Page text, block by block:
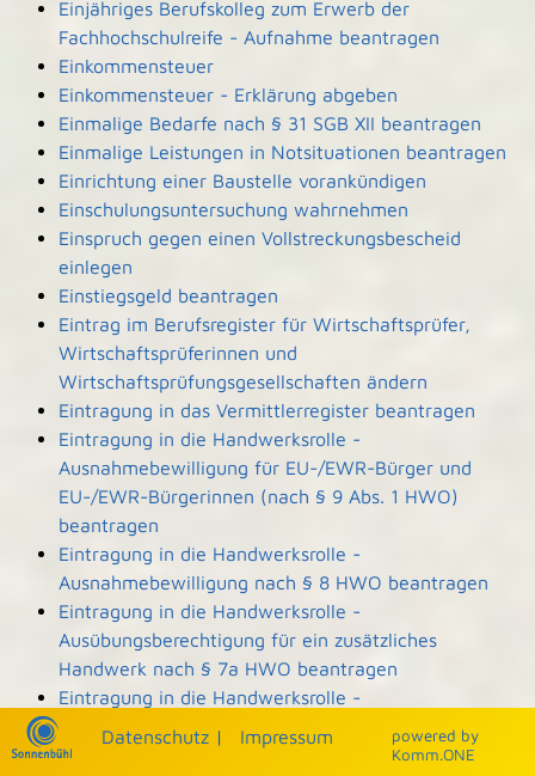
Einjähriges Berufskolleg zum Erwerb der
Fachhochschulreife - Aufnahme beantragen
Einkommensteuer
Einkommensteuer - Erklärung abgeben
Einmalige Bedarfe nach § 31 SGB XII beantragen
Einmalige Leistungen in Notsituationen beantragen
Einrichtung einer Baustelle vorankündigen
Einschulungsuntersuchung wahrnehmen
Einspruch gegen einen Vollstreckungsbescheid
einlegen
Einstiegsgeld beantragen
Eintrag im Berufsregister für Wirtschaftsprüfer,
Wirtschaftsprüferinnen und
Wirtschaftsprüfungsgesellschaften ändern
Eintragung in das Vermittlerregister beantragen
Eintragung in die Handwerksrolle -
Ausnahmebewilligung für EU-/EWR-Bürger und
EU-/EWR-Bürgerinnen (nach § 9 Abs. 1 HWO)
beantragen
Eintragung in die Handwerksrolle -
Ausnahmebewilligung nach § 8 HWO beantragen
Eintragung in die Handwerksrolle -
Ausübungsberechtigung für ein zusätzliches
Handwerk nach § 7a HWO beantragen
Eintragung in die Handwerksrolle -
Ausübungsberechtigung nach § 7b HWO
beantragen
powered by
Komm.ONE
Datenschutz | Impressum